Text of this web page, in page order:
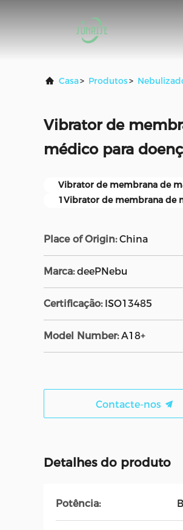
Casa> Produtos>
Vibrator de
médico para
Vibrator de membrana de
1Vibrator de membrana de
Place of Origin: China
Marca: deePNebu
Certificação: ISO13485
Model Number: A18+
Contacte-nos
Detalhes do produto
Potência: